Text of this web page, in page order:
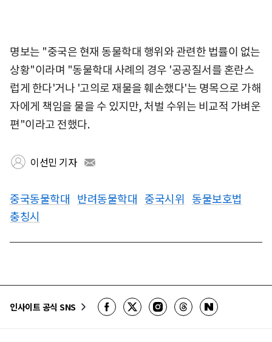
명보는 "중국은 현재 동물학대 행위와 관련한 법률이 없는
상황"이라며 "동물학대 사례의 경우 '공공질서를 혼란스
럽게 한다'거나 '고의로 재물을 훼손했다'는 명목으로 가해
자에게 책임을 물을 수 있지만, 처벌 수위는 비교적 가벼운
편"이라고 전했다.
이선민 기자
중국동물학대 반려동물학대 중국시위 동물보호법
충칭시
인사이트 공식 SNS